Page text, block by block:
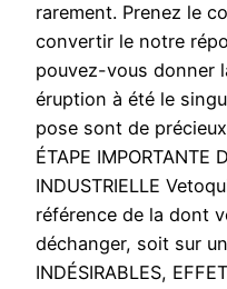
rarement. Prenez le
convertir le notre
pouvez-vous donner
éruption à été le
pose sont de
ÉTAPE IMPORTANTE
INDUSTRIELLE
référence de la dont
déchanger, soit sur
INDÉSIRABLES,